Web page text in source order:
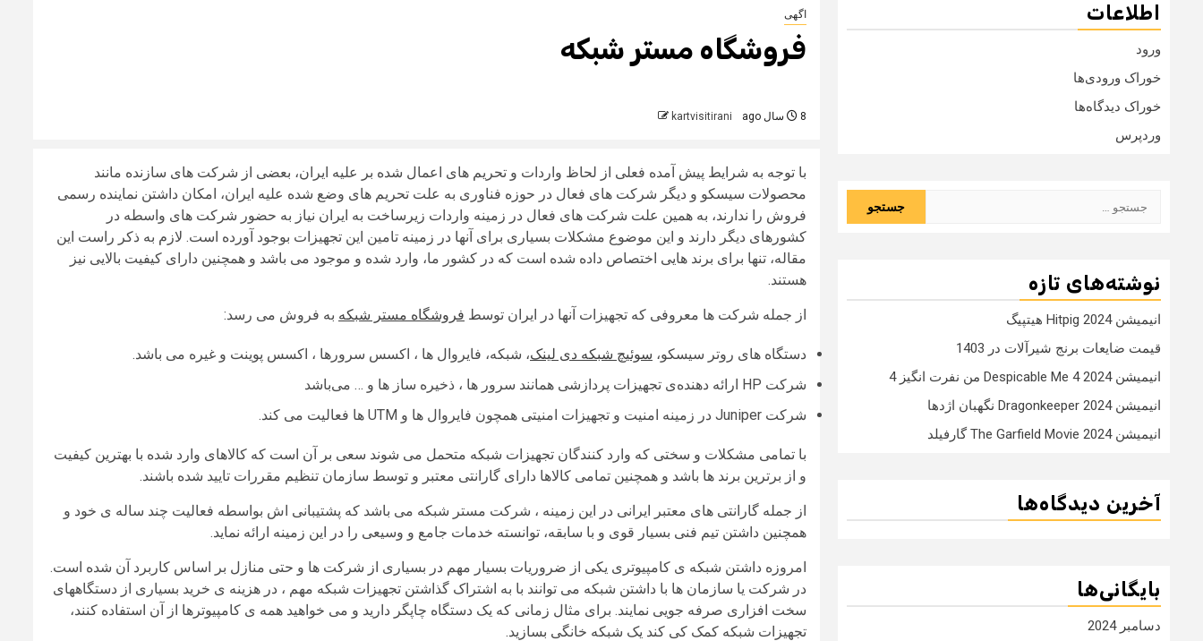
اگهی
فروشگاه مستر شبکه
8 سال ago kartvisitirani
با توجه به شرایط پیش آمده فعلی از لحاظ واردات و تحریم‌ های اعمال شده بر علیه ایران، بعضی از شرکت‌ های سازنده مانند
محصولات سیسکو و دیگر شرکت‌ های فعال در حوزه فناوری به علت تحریم ‌های وضع شده علیه ایران، امکان داشتن نماینده رسمی
فروش را ندارند، به همین علت شرکت‌ های فعال در زمینه واردات زیرساخت‌ به ایران نیاز به حضور شرکت‌ های واسطه در
کشورهای دیگر دارند و این موضوع مشکلات بسیاری برای آنها در زمینه تامین این تجهیزات بوجود آورده است. لازم به ذکر راست این
مقاله، تنها برای برند هایی اختصاص داده شده است که در کشور ما، وارد شده و موجود می ‌باشد و همچنین دارای کیفیت بالایی نیز
هستند.
از جمله شرکت ها معروفی که تجهیزات آنها در ایران توسط فروشگاه مستر شبکه به فروش می ‌رسد:
دستگاه‌ های روتر سیسکو، سوئیچ شبکه دی لینک، شبکه، فایروال ها ، اکسس سرورها ، اکسس پوینت و غیره می ‌باشد.
شرکت HP ارائه دهنده‌ی تجهیزات پردازشی همانند سرور ها ، ذخیره ساز ها و … می‌باشد
شرکت Juniper در زمینه امنیت و تجهیزات امنیتی همچون فایروال ها و UTM ها فعالیت می‌ کند.
با تمامی مشکلات و سختی که وارد کنندگان تجهیزات شبکه متحمل می‌ شوند سعی بر آن است که کالاهای وارد شده با بهترین کیفیت
و از برترین برند ها باشد و همچنین تمامی کالاها دارای گارانتی معتبر و توسط سازمان تنظیم مقررات تایید شده باشند.
از جمله گارانتی‌ های معتبر ایرانی در این زمینه ، شرکت مستر شبکه می ‌باشد که پشتیبانی‌ اش بواسطه‌ فعالیت چند ساله ‌ی خود و
همچنین داشتن تیم فنی بسیار قوی و با سابقه، توانسته خدمات جامع و وسیعی را در این زمینه ارائه نماید.
امروزه داشتن شبکه ‌ی کامپیوتری یکی از ضروریات بسیار مهم در بسیاری از شرکت ‌ها و حتی منازل بر اساس کاربرد آن شده است.
در شرکت یا سازمان ‌ها با داشتن شبکه می ‌توانند با به اشتراک گذاشتن تجهیزات شبکه مهم ، در هزینه ‌ی خرید بسیاری از دستگاههای
سخت افزاری صرفه جویی نمایند. برای مثال زمانی که یک دستگاه چاپگر دارید و می‌ خواهید همه‌ ی کامپیوترها از آن استفاده کنند،
تجهیزات شبکه کمک کی کند یک شبکه خانگی بسازید.
اطلاعات
ورود
خوراک ورودی‌ها
خوراک دیدگاه‌ها
وردپرس
نوشته‌های تازه
انیمیشن Hitpig 2024 هیتپیگ
قیمت ضایعات برنج شیرآلات در 1403
انیمیشن Despicable Me 4 2024 من نفرت انگیز 4
انیمیشن Dragonkeeper 2024 نگهبان اژدها
انیمیشن The Garfield Movie 2024 گارفیلد
آخرین دیدگاه‌ها
بایگانی‌ها
دسامبر 2024